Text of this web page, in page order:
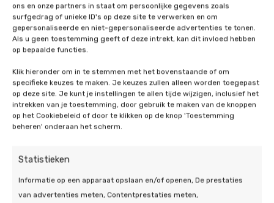
ons en onze partners in staat om persoonlijke gegevens zoals
surfgedrag of unieke ID's op deze site te verwerken en om
gepersonaliseerde en niet-gepersonaliseerde advertenties te tonen.
Als u geen toestemming geeft of deze intrekt, kan dit invloed hebben
op bepaalde functies.
Klik hieronder om in te stemmen met het bovenstaande of om
specifieke keuzes te maken. Je keuzes zullen alleen worden toegepast
op deze site. Je kunt je instellingen te allen tijde wijzigen, inclusief het
intrekken van je toestemming, door gebruik te maken van de knoppen
op het Cookiebeleid of door te klikken op de knop 'Toestemming
beheren' onderaan het scherm.
Statistieken
Informatie op een apparaat opslaan en/of openen, De prestaties
van advertenties meten, Contentprestaties meten,
Wij staan voor u
klaar!
een bericht, ons team kijkt graag even mee.